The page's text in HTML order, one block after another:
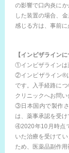
の影響で口内炎に
した装置の場合、
感じる方は、事前に
【インビザラインに
①インビザラインは
②インビザライン®
です。入手経路に
クリニックへお問い
③日本国内で製作
は、薬事承認を受け
④2020年10月時点
いた治療を受けて
ため、医薬品副作用